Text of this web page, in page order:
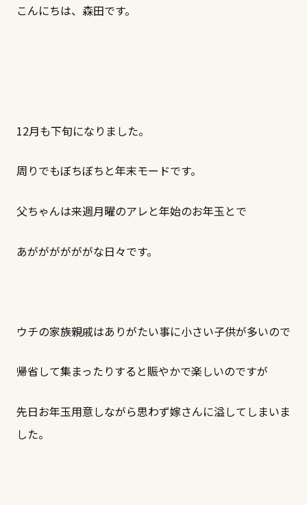
こんにちは、森田です。
12月も下旬になりました。
周りでもぼちぼちと年末モードです。
父ちゃんは来週月曜のアレと年始のお年玉とで
あががががががな日々です。
ウチの家族親戚はありがたい事に小さい子供が多いので
帰省して集まったりすると賑やかで楽しいのですが
先日お年玉用意しながら思わず嫁さんに溢してしまいま
した。